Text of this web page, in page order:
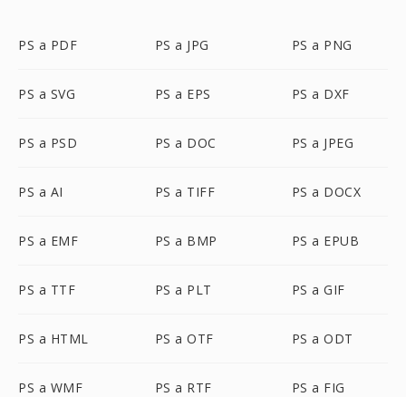
PS a PDF PS a JPG PS a PNG
PS a SVG PS a EPS PS a DXF
PS a PSD PS a DOC PS a JPEG
PS a AI PS a TIFF PS a DOCX
PS a EMF PS a BMP PS a EPUB
PS a TTF PS a PLT PS a GIF
PS a HTML PS a OTF PS a ODT
PS a WMF PS a RTF PS a FIG